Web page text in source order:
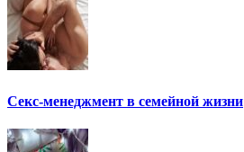
Секс-менеджмент в семейной жизни